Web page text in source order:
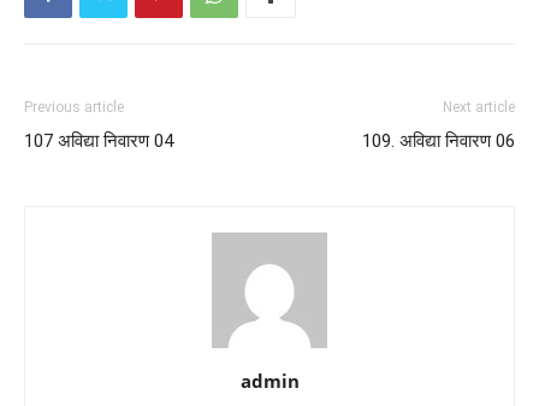
Previous article
107 अविद्या निवारण 04
Next article
109. अविद्या निवारण 06
admin